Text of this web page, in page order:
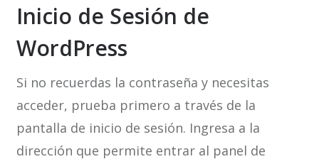
Inicio de Sesión de
WordPress
Si no recuerdas la contraseña y necesitas
acceder, prueba primero a través de la
pantalla de inicio de sesión. Ingresa a la
dirección que permite entrar al panel de